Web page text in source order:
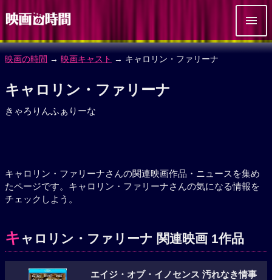
映画の時間 → 映画キャスト → キャロリン・ファリーナ
キャロリン・ファリーナ
きゃろりんふぁりーな
キャロリン・ファリーナさんの関連映画作品・ニュースを集め
たページです。キャロリン・ファリーナさんの気になる情報を
チェックしよう。
キ ャロリン・ファリーナ 関連映画 1作品
エイジ・オブ・イノセンス 汚れなき情事